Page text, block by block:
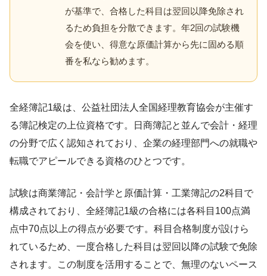
が基準で、合格した科目は翌回以降免除され
るため負担を分散できます。年2回の試験機
会を使い、得意な原価計算から先に固める順
番を私なら勧めます。
全経簿記1級は、公益社団法人全国経理教育協会が主催す
る簿記検定の上位資格です。日商簿記と並んで会計・経理
の分野で広く認知されており、企業の経理部門への就職や
転職でアピールできる資格のひとつです。
試験は商業簿記・会計学と原価計算・工業簿記の2科目で
構成されており、全経簿記1級の合格には各科目100点満
点中70点以上の得点が必要です。科目合格制度が設けら
れているため、一度合格した科目は翌回以降の試験で免除
されます。この制度を活用することで、無理のないペース